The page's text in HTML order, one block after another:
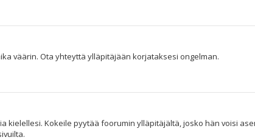
väärin. Ota yhteyttä ylläpitäjään korjataksesi ongelman.
Kokeile pyytää foorumin ylläpitäjältä, josko hän voisi